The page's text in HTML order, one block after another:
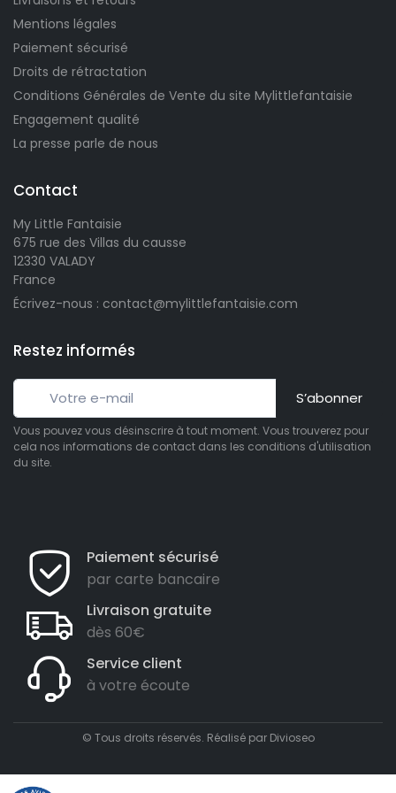
Mentions légales
Paiement sécurisé
Droits de rétractation
Conditions Générales de Vente du site Mylittlefantaisie
Engagement qualité
La presse parle de nous
Contact
My Little Fantaisie
675 rue des Villas du causse
12330 VALADY
France
Écrivez-nous : contact@mylittlefantaisie.com
Restez informés
S’abonner
Vous pouvez vous désinscrire à tout moment. Vous trouverez pour
cela nos informations de contact dans les conditions d'utilisation
du site.
Paiement sécurisé
par carte bancaire
Livraison gratuite
dès 60€
Service client
à votre écoute
© Tous droits réservés. Réalisé par Divioseo